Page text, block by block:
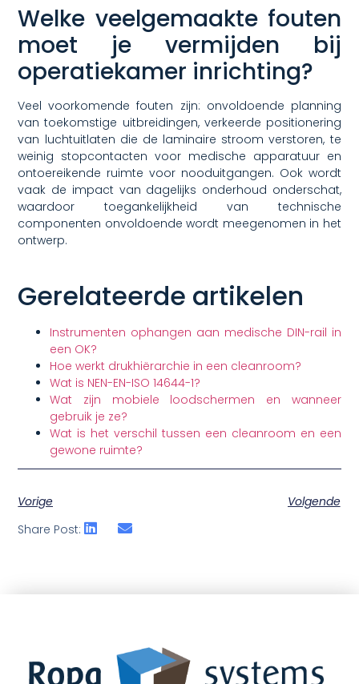
Welke veelgemaakte fouten
moet je vermijden bij
operatiekamer inrichting?
Veel voorkomende fouten zijn: onvoldoende planning
van toekomstige uitbreidingen, verkeerde positionering
van luchtuitlaten die de laminaire stroom verstoren, te
weinig stopcontacten voor medische apparatuur en
ontoereikende ruimte voor nooduitgangen. Ook wordt
vaak de impact van dagelijks onderhoud onderschat,
waardoor toegankelijkheid van technische
componenten onvoldoende wordt meegenomen in het
ontwerp.
Gerelateerde artikelen
Instrumenten ophangen aan medische DIN-rail in
een OK?
Hoe werkt drukhiërarchie in een cleanroom?
Wat is NEN-EN-ISO 14644-1?
Wat zijn mobiele loodschermen en wanneer
gebruik je ze?
Wat is het verschil tussen een cleanroom en een
gewone ruimte?
Vorige
Volgende
Share Post: